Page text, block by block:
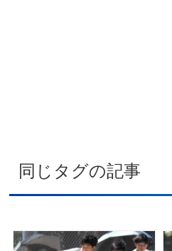
同じタグの記事